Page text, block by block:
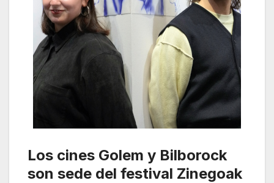
Los cines Golem y Bilborock
son sede del festival Zinegoak